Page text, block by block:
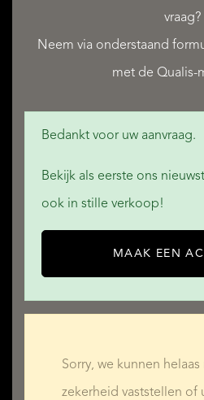
vraag?
Neem via onderstaand
met de Qualis-
Bedankt voor uw aanvraag.
Bekijk als eerste ons
ook in stille verkoop!
MAAK EEN
Sorry, we kunnen
zekerheid vaststellen of